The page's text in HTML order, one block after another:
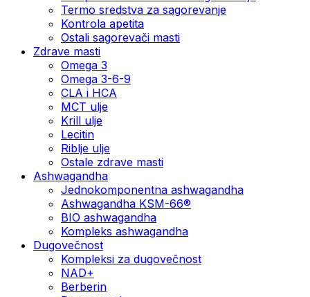
Termo sredstva za sagorevanje
Kontrola apetita
Ostali sagorevači masti
Zdrave masti
Omega 3
Omega 3-6-9
CLA i HCA
MCT ulje
Krill ulje
Lecitin
Riblje ulje
Ostale zdrave masti
Ashwagandha
Jednokomponentna ashwagandha
Ashwagandha KSM-66®
BIO ashwagandha
Kompleks ashwagandha
Dugovečnost
Kompleksi za dugovečnost
NAD+
Berberin